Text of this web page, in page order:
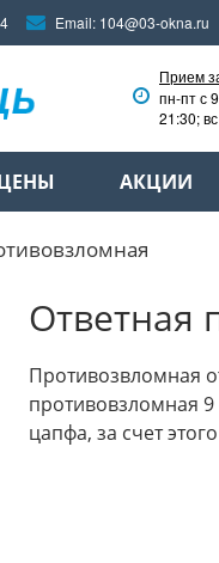
Email: 104@03-okna.ru
Прием
пн-пт с
21:30;
АКЦИИ
Ответная
Противозвломная
противовзломная 9
цапфа, за счет